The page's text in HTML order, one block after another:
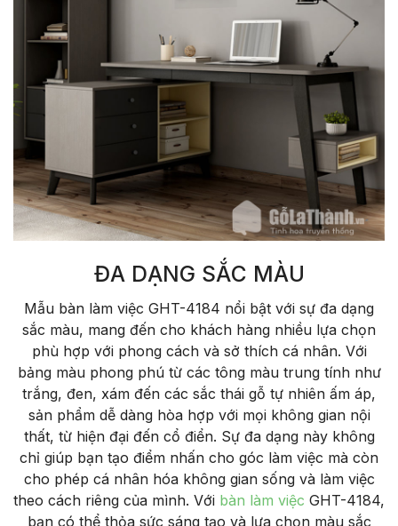
ĐA DẠNG SẮC MÀU
Mẫu bàn làm việc GHT-4184 nổi bật với sự đa dạng
sắc màu, mang đến cho khách hàng nhiều lựa chọn
phù hợp với phong cách và sở thích cá nhân. Với
bảng màu phong phú từ các tông màu trung tính như
trắng, đen, xám đến các sắc thái gỗ tự nhiên ấm áp,
sản phẩm dễ dàng hòa hợp với mọi không gian nội
thất, từ hiện đại đến cổ điển. Sự đa dạng này không
chỉ giúp bạn tạo điểm nhấn cho góc làm việc mà còn
cho phép cá nhân hóa không gian sống và làm việc
theo cách riêng của mình. Với bàn làm việc GHT-4184,
bạn có thể thỏa sức sáng tạo và lựa chọn màu sắc